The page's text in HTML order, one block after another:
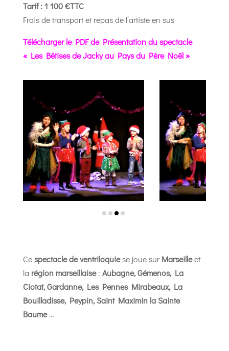
Tarif : 1 100 €TTC
Frais de transport et repas de l’artiste en sus
Télécharger le PDF de Présentation du spectacle
« Les Bêtises de Jacky au Pays du Père Noël »
Cespectacle de ventriloquiese joue surMarseilleet
la région marseillaise: Aubagne, Gémenos, La
Ciotat, Gardanne, Les Pennes Mirabeaux, La
Bouilladisse, Peypin, Saint Maximin la Sainte
Baume…